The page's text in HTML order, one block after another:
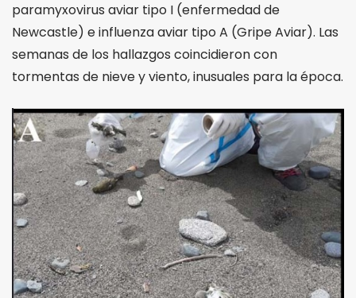
paramyxovirus aviar tipo I (enfermedad de
Newcastle) e influenza aviar tipo A (Gripe Aviar). Las
semanas de los hallazgos coincidieron con
tormentas de nieve y viento, inusuales para la época.